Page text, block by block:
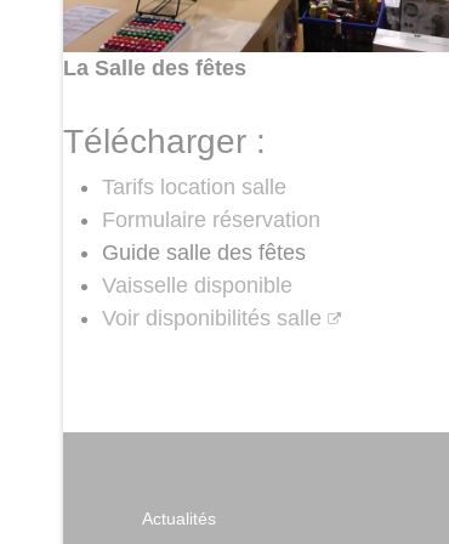
La Salle des fêtes
Télécharger :
Tarifs location salle
Formulaire réservation
Guide salle des fêtes
Vaisselle disponible
Voir disponibilités salle
Actualités